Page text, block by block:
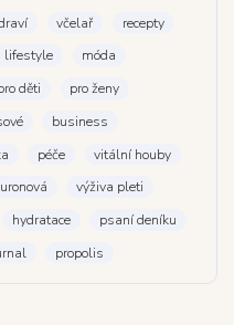
včelař
recepty
lifestyle
móda
děti
pro ženy
business
péče
vitální houby
výživa pleti
hydratace
psaní deníku
propolis